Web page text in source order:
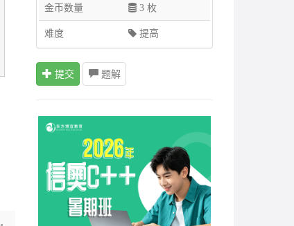
金币数量 3 枚
难度 提高
提交 题解